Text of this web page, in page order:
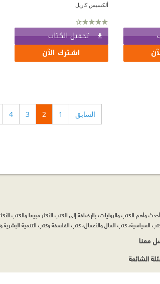
ألكسيس كاريل
تحميل الكتاب
اشترك الآن
السابق 1
2
3
4
وأهم الكتب والروايات، بالإضافة إلى الكتب الأكثر مبيعاً والكتب
السياسية، كتب المال والأعمال، كتب الفلسفة وكتب التنمية البشرية
معنا
الشائعة